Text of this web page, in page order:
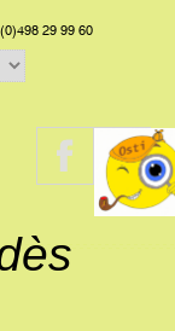
29 99 60